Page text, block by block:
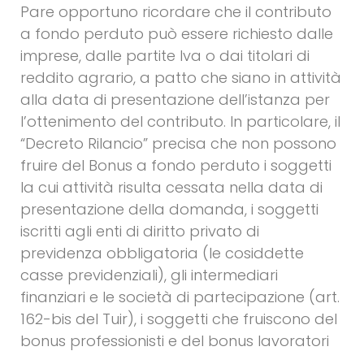
Pare opportuno ricordare che il contributo
a fondo perduto può essere richiesto dalle
imprese, dalle partite Iva o dai titolari di
reddito agrario, a patto che siano in attività
alla data di presentazione dell’istanza per
l’ottenimento del contributo. In particolare, il
“Decreto Rilancio” precisa che non possono
fruire del Bonus a fondo perduto i soggetti
la cui attività risulta cessata nella data di
presentazione della domanda, i soggetti
iscritti agli enti di diritto privato di
previdenza obbligatoria (le cosiddette
casse previdenziali), gli intermediari
finanziari e le società di partecipazione (art.
162-bis del Tuir), i soggetti che fruiscono del
bonus professionisti e del bonus lavoratori